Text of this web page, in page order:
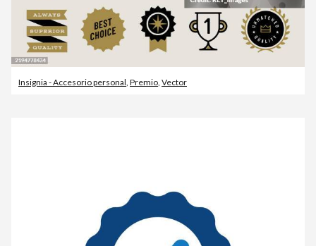
Insignia - Accesorio personal Premio Vector